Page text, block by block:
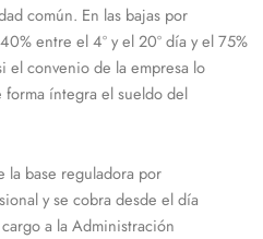
común. En las bajas por
entre el 4º y el 20º día y el 75%
el convenio de la empresa lo
forma íntegra el sueldo del
la base reguladora por
y se cobra desde el día
a la Administración